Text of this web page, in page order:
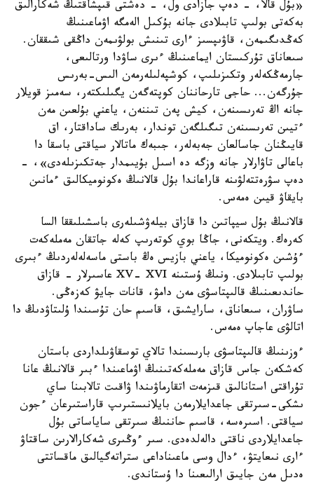
«بۇل قالا، - دەپ جازادى ول، - دەشتى قىپشاقتىڭ شەكارالىق
بەكەتى بولىپ تابىلادى جانە بۇكىل الەمگە اۋماعىنىڭ
كەڭدىگىمەن، قاۋىپسىز ءارى تىنىش بولۋىمەن داڭقى شىققان.
سىعاناق تۇركىستان ايماعىنىڭ ءىرى ساۋدا ورتالىعى،
جارمەڭكەلەر وتكىزىلىپ، كوشپەلىلەرمەن الىس-بەرىس
جۇرگەن... حاجى تارحاننان كوپتەگەن يگىلىكتەر، سەمىز قويلار
جانە اڭ تەرىسىنەن، كيش پەن تىننەن، ياعني بۇلعىن مەن
ءتيىن تەرىسىنەن تىگىلگەن توندار، بەرىك ساداقتار، اق
قايىڭنان جاسالعان جەبەلەر، جىبەك ماتالار سياقتى باسقا دا
باعالى تاۋارلار جانە وزگە دە اسىل بۇيىمدار جەتكىزىلەدى»، -
دەپ سۋرەتتەلۋىنە قاراعاندا بۇل قالانىڭ ەكونوميكالىق ءمانىن
بايقاۋ قيىن ەمەس.
قالانىڭ بۇل سيپاتىن دا قازاق بيلەۋشىلەرى باسشىلىققا السا
كەرەك. ويتكەنى، جاڭا بوي كوتەرىپ كەلە جاتقان مەملەكەت
ءۇشىن ەكونوميكا، ياعني بازيس ەڭ باستى ماسەلەلەردىڭ ءبىرى
بولىپ تابىلادى. ونىڭ ۇستىنە XV- XVI عاسىرلار - قازاق
حاندىعىنىڭ قالىپتاسۋى مەن دامۋ، قانات جايۋ كەزەڭى.
ساۋران، سىعاناق، سارايشىق، قاسىم حان تۇسىندا ۇلىتاۋدىڭ دا
اتالۋى عاجاپ ەمەس.
ءوزىنىڭ قالىپتاسۋى بارىسىندا تالاي توسقاۋىلداردى باستان
كەشكەن جاس قازاق مەملەكەتىنىڭ اۋماعىندا ءبىر قالانىڭ عانا
تۇراقتى استانالىق قىزمەت اتقارماۋىندا ۋاقىت تالابىنا ساي
ىشكى-سىرتقى جاعدايلارمەن بايلانىستىرىپ قاراستىرعان ءجون
سياقتى. اسىرەسە، قاسىم حاننىڭ سىرتقى ساياساتى بۇل
جاعدايلاردى ناقتى دالەلدەدى. سىر ءوڭىرى شەكارالارىن ساقتاۋ
ءارى نىعايتۋ، ءدال وسى ماعىناداعى ستراتەگيالىق ماقساتتى
ەدىل مەن جايىق ارالىعىنا دا ۇستاندى.